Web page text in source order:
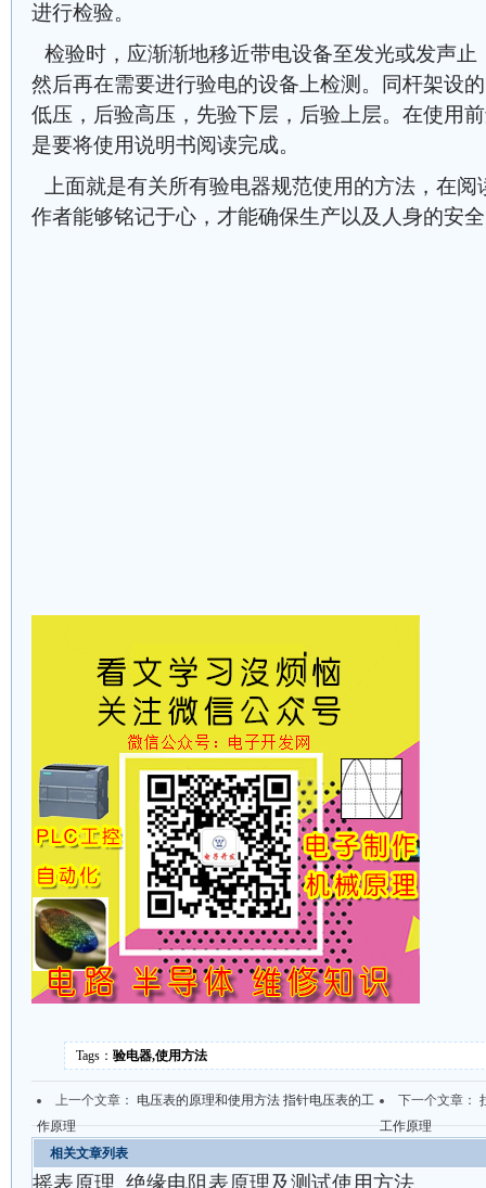
进行检验。
检验时，应渐渐地移近带电设备至发光或发声
然后再在需要进行验电的设备上检测。同杆架设
低压，后验高压，先验下层，后验上层。在使用
是要将使用说明书阅读完成。
上面就是有关所有验电器规范使用的方法，在
作者能够铭记于心，才能确保生产以及人身的安
Tags： 验电器,使用方法
上一个文章： 电压表的原理和使用方法 指针电压表的工
作原理
下一个文章：
工作原理
相关文章列表
摇表原理_绝缘电阻表原理及测试使用方法